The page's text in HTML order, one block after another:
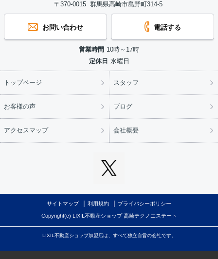
〒370-0015 群馬県高崎市島野町314-5
お問い合わせ 電話する
営業時間 10時～17時
定休日 水曜日
トップページ スタッフ
お客様の声 ブログ
アクセスマップ 会社概要
サイトマップ 利用規約 プライバシーポリシー
Copyright(c) LIXIL不動産ショップ 高崎テクノエステート
LIXIL不動産ショップ加盟店は、すべて独立自営の会社です。